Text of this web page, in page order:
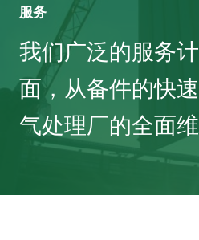
服务
我们广泛的服务
面，从备件的快
气处理厂的全面维